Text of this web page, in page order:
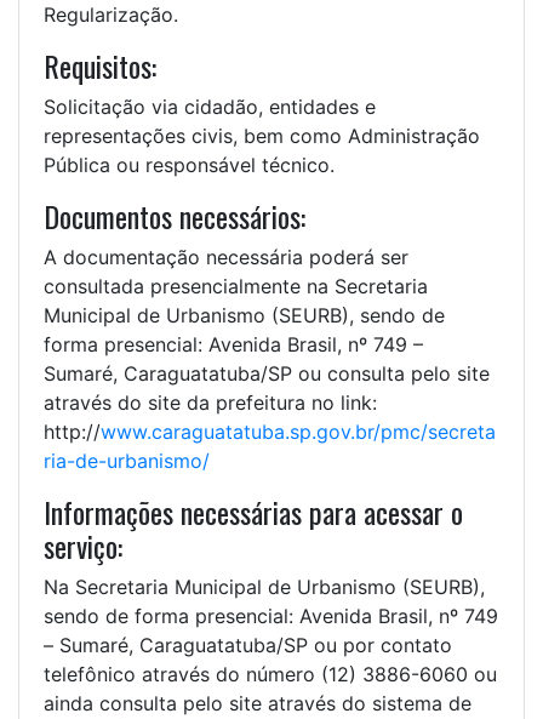
Regularização.
Requisitos:
Solicitação via cidadão, entidades e
representações civis, bem como Administração
Pública ou responsável técnico.
Documentos necessários:
A documentação necessária poderá ser
consultada presencialmente na Secretaria
Municipal de Urbanismo (SEURB), sendo de
forma presencial: Avenida Brasil, nº 749 –
Sumaré, Caraguatatuba/SP ou consulta pelo site
através do site da prefeitura no link:
http://www.caraguatatuba.sp.gov.br/pmc/secreta
ria-de-urbanismo/
Informações necessárias para acessar o
serviço:
Na Secretaria Municipal de Urbanismo (SEURB),
sendo de forma presencial: Avenida Brasil, nº 749
– Sumaré, Caraguatatuba/SP ou por contato
telefônico através do número (12) 3886-6060 ou
ainda consulta pelo site através do sistema de